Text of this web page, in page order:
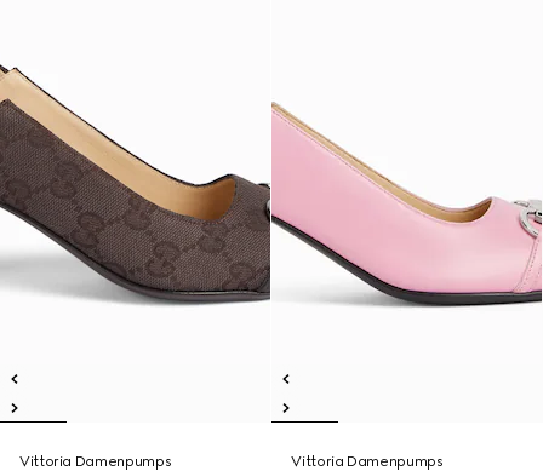
Vittoria Damenpumps
Vittoria Damenpumps